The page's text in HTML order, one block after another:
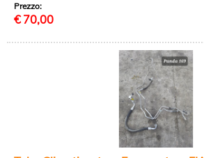
Prezzo:
€ 70,00